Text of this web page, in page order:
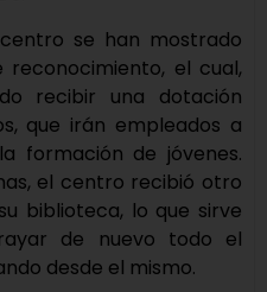
se han mostrado
reconocimiento, el cual,
recibir una dotación
que irán empleados a
formación de jóvenes.
el centro recibió otro
biblioteca, lo que sirve
de nuevo todo el
desde el mismo.